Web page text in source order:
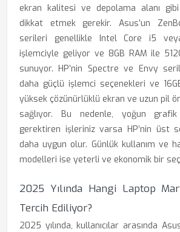
ekran kalitesi ve depolama alanı
dikkat etmek gerekir. Asus’un
serileri genellikle Intel Core i5
işlemciyle geliyor ve 8GB RAM ile
sunuyor. HP’nin Spectre ve Envy
daha güçlü işlemci seçenekleri ve
yüksek çözünürlüklü ekran ve uzun pil
sağlıyor. Bu nedenle, yoğun
gerektiren işleriniz varsa HP’nin üst
daha uygun olur. Günlük kullanım ve
modelleri ise yeterli ve ekonomik bir
2025 Yılında Hangi Laptop
Tercih Ediliyor?
2025 yılında, kullanıcılar arasında